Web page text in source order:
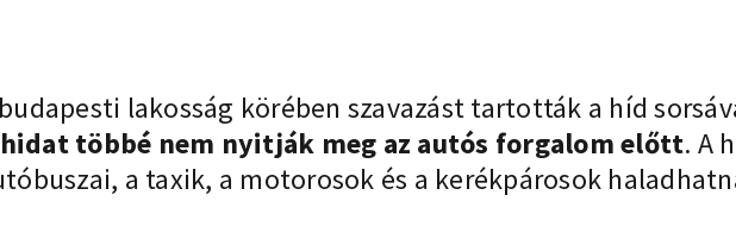
lakosság körében szavazást tartották a híd
többé nem nyitják meg az autós forgalom előtt. A
a taxik, a motorosok és a kerékpárosok